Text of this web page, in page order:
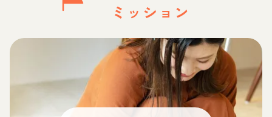
ミッション